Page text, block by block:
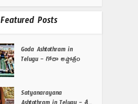
Featured Posts
Goda Ashtothram in
Telugu – గోదా అష్టోత్రం
Satyanarayana